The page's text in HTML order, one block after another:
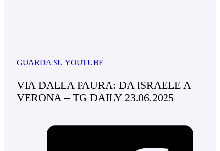
GUARDA SU YOUTUBE
VIA DALLA PAURA: DA ISRAELE A
VERONA – TG DAILY 23.06.2025